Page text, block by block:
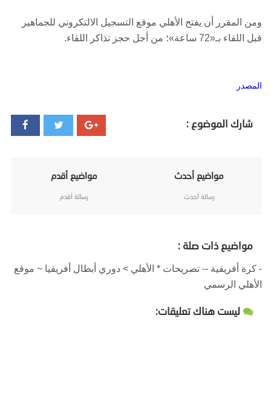
ومن المقرر أن يفتح الأهلي موقع التسجيل الالتكروني للجماهير
قبل اللقاء بـ«72 ساعة»؛ من أجل حجز تذاكر اللقاء.
المصدر
شارك الموضوع :
مواضيع أحدث
رسالة أحدث
مواضيع أقدم
رسالة أقدم
مواضيع ذات صلة :
- كرة أفريقية -- تصريحات * الأهلي > دوري أبطال أفريقيا ~ موقع
الأهلي الرسمي
ليست هناك تعليقات: